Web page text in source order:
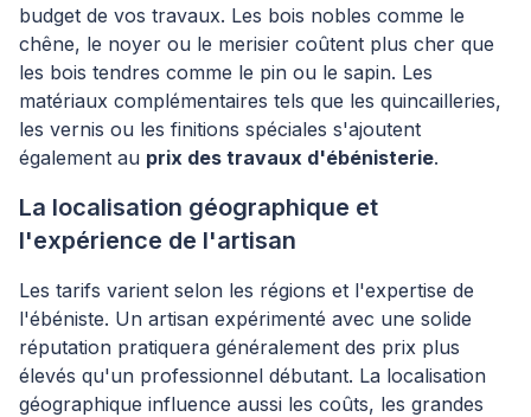
budget de vos travaux. Les bois nobles comme le
chêne, le noyer ou le merisier coûtent plus cher que
les bois tendres comme le pin ou le sapin. Les
matériaux complémentaires tels que les quincailleries,
les vernis ou les finitions spéciales s'ajoutent
également au prix des travaux d'ébénisterie.
La localisation géographique et
l'expérience de l'artisan
Les tarifs varient selon les régions et l'expertise de
l'ébéniste. Un artisan expérimenté avec une solide
réputation pratiquera généralement des prix plus
élevés qu'un professionnel débutant. La localisation
géographique influence aussi les coûts, les grandes